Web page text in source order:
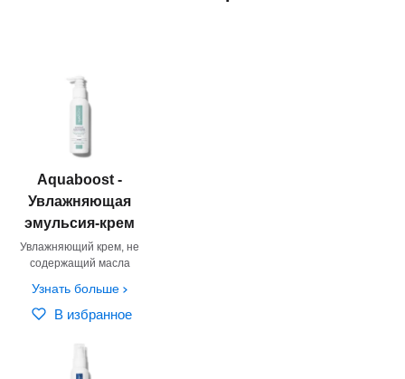
Aquaboost -
Увлажняющая
эмульсия-крем
Увлажняющий крем, не
содержащий масла
Узнать больше
В избранное